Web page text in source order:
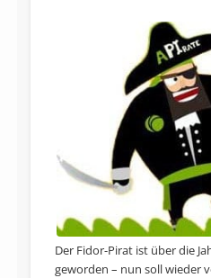
Der Fidor-Pirat ist über die
geworden – nun soll wieder